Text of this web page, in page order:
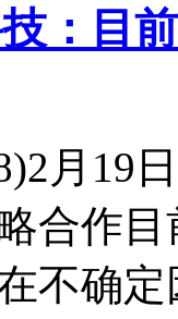
：目
月19
合作
不确